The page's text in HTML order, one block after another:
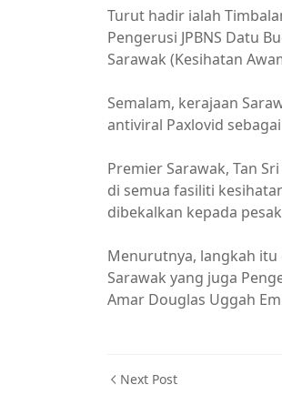
Turut hadir ialah
Pengerusi JPBNS Datu
Sarawak (Kesihatan
Semalam, kerajaan
antiviral Paxlovid
Premier Sarawak, Tan
di semua fasiliti
dibekalkan kepada
Menurutnya, langkah
Sarawak yang juga
Amar Douglas Uggah
Next Post